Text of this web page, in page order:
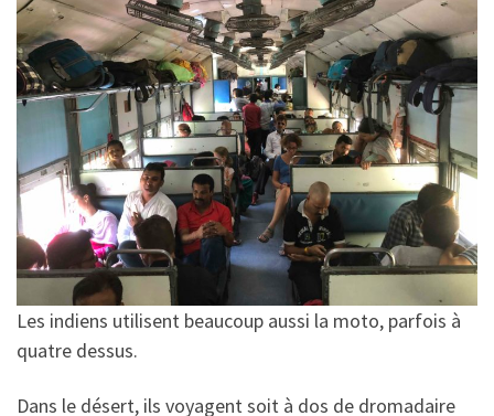
Les indiens utilisent beaucoup aussi la moto, parfois à
quatre dessus.
Dans le désert, ils voyagent soit à dos de dromadaire